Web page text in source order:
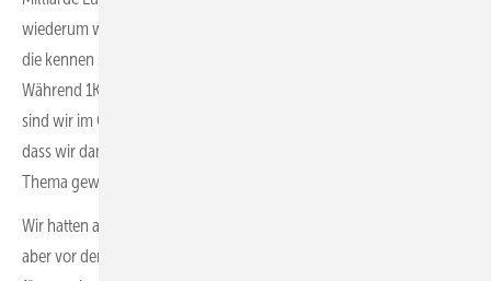
wiederum war Investor der ersten Stunde von 1Komma5Grad, und
die kennen sich dementsprechend in dem Energiesegment aus.
Während 1Komma5Grad im Privatkundenbereich unterwegs ist,
sind wir im Geschäftskundensegment aktiv. Für uns ist es schön,
dass wir damit zwei deutsche und europäische Investoren für das
Thema gewinnen konnten.
Wir hatten auch viel Interesse von US-amerikanischen Investoren,
aber vor dem Hintergrund der geopolitischen Entwicklungen ist es